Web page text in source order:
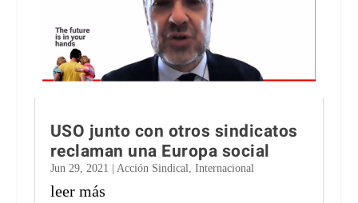
USO junto con otros sindicatos
reclaman una Europa social
Jun 29, 2021 Acción Sindical, Internacional
leer más